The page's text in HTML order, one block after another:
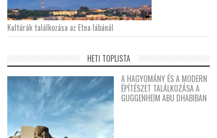
Kultúrák találkozása az Etna lábánál
HETI TOPLISTA
A HAGYOMÁNY ÉS A MODERN
ÉPÍTÉSZET TALÁLKOZÁSA A
GUGGENHEIM ABU DHABIBAN